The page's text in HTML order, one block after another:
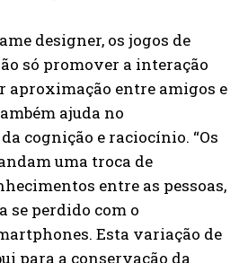
designer, os jogos de
só promover a interação
aproximação entre amigos e
ajuda no
cognição e raciocínio. “Os
uma troca de
entre as pessoas,
se perdido com o
Esta variação de
para a conservação da